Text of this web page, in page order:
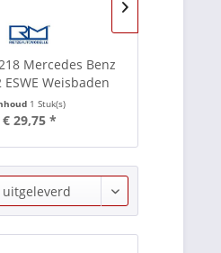
Mercedes Benz
ESWE Weisbaden
1 Stuk(s)
€ 29,75 *